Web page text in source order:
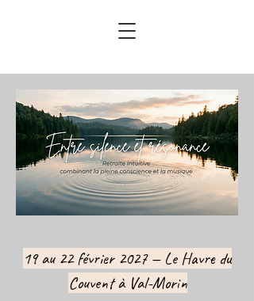
19 au 22 février 2027 — Le Havre du
Couvent à Val-Morin